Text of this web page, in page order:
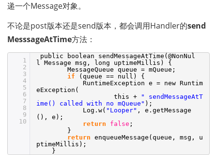
递一个Message对象。
不论是post版本还是send版本，都会调用Handler的send
MesssageAtTime方法：
1
2
3
4
5
6
7
8
9
10
public boolean sendMessageAtTime(@NonNul
l Message msg, long uptimeMillis) {
MessageQueue queue = mQueue;
if
(queue == null) {
RuntimeException e = new Runtim
eException(
this +
" sendMessageAtT
ime() called with no mQueue" );
Log.w( "Looper" , e.getMessage
(), e);
return
false ;
}
return enqueueMessage(queue, msg, u
ptimeMillis);
}